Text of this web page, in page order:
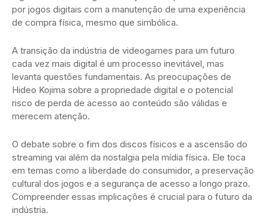
por jogos digitais com a manutenção de uma experiência
de compra física, mesmo que simbólica.
A transição da indústria de videogames para um futuro
cada vez mais digital é um processo inevitável, mas
levanta questões fundamentais. As preocupações de
Hideo Kojima sobre a propriedade digital e o potencial
risco de perda de acesso ao conteúdo são válidas e
merecem atenção.
O debate sobre o fim dos discos físicos e a ascensão do
streaming vai além da nostalgia pela mídia física. Ele toca
em temas como a liberdade do consumidor, a preservação
cultural dos jogos e a segurança de acesso a longo prazo.
Compreender essas implicações é crucial para o futuro da
indústria.